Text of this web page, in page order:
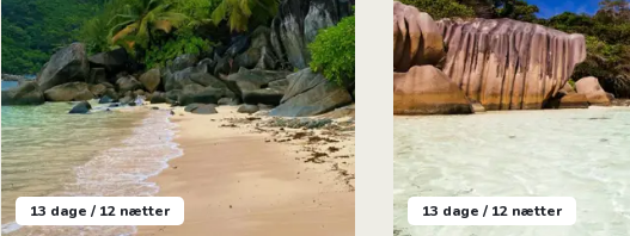
13 dage / 12 nætter 13 dage / 12 nætter